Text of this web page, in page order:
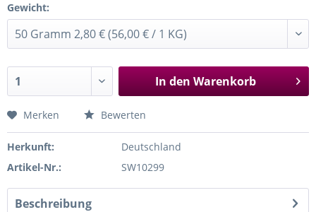
Gewicht:
In den Warenkorb
Merken Bewerten
Herkunft:
Deutschland
Artikel-Nr.:
SW10299
Beschreibung